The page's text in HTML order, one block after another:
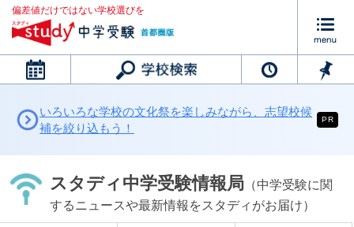
偏差値だけではない学校選びを
カレンダー
いろいろな学校の文化祭を楽しみながら、志望校候
補を絞り込もう！
PR
スタディ中学受験情報局 （中学受験に関
するニュースや最新情報をスタディがお届け）